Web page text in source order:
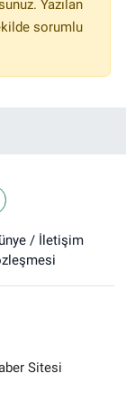
Yazılan
sorumlu
/ İletişim
Sitesi